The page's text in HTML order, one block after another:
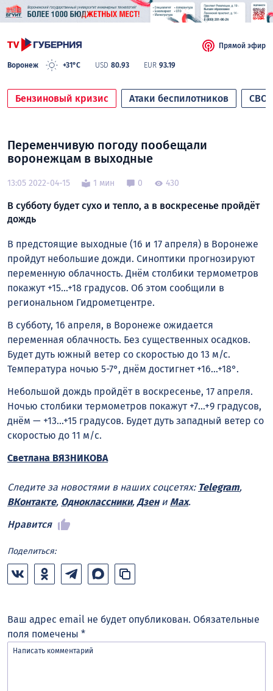
Воронеж +31°C USD 80.93 EUR 93.19
Прямой эфир
Бензиновый кризис Атаки беспилотников СВО
Переменчивую погоду пообещали
воронежцам в выходные
13:05 2022-04-15 1 мин 0 430
В субботу будет сухо и тепло, а в воскресенье пройдёт
дождь
В предстоящие выходные (16 и 17 апреля) в Воронеже
пройдут небольшие дожди. Синоптики прогнозируют
переменную облачность. Днём столбики термометров
покажут +15…+18 градусов. Об этом сообщили в
региональном Гидрометцентре.
В субботу, 16 апреля, в Воронеже ожидается
переменная облачность. Без существенных осадков.
Будет дуть южный ветер со скоростью до 13 м/с.
Температура ночью 5-7°, днём достигнет +16…+18°.
Небольшой дождь пройдёт в воскресенье, 17 апреля.
Ночью столбики термометров покажут +7…+9 градусов,
днём — +13…+15 градусов. Будет дуть западный ветер со
скоростью до 11 м/c.
Светлана ВЯЗНИКОВА
Следите за новостями в наших соцсетях: Telegram,
ВКонтакте, Одноклассники, Дзени Max.
Нравится
Поделиться:
Ваш адрес email не будет опубликован. Обязательные
поля помечены *